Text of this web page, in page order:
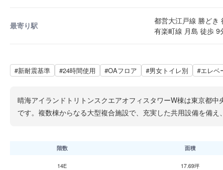
最寄り駅
都営大江戸線 勝どき
有楽町線 月島 徒歩 9
#新耐震基準 #24時間使用 #OAフロア #男女トイレ別 #エレベ
晴海アイランドトリトンスクエアオフィスタワーW棟は東京都
です。複数棟からなる大型複合施設で、充実した共用設備を備
階数 面積
14E 17.69坪